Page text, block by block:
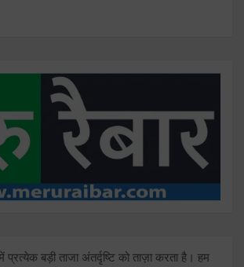
प्रत्येक बड़ी ताजा अंतर्दृष्टि को ताज़ा करता है। हम